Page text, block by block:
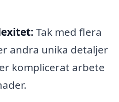
Tak med flera
andra unika detaljer
komplicerat arbete